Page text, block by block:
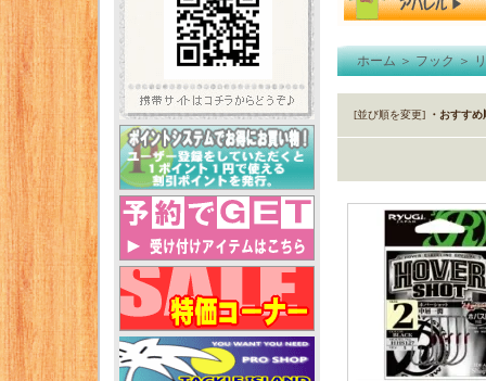
ホーム＞フック＞
[並び順を変更] ・おすすめ